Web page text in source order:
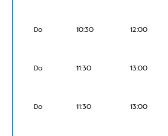
Do 10:30 12:00
Do 11:30 13:00
Do 11:30 13:00